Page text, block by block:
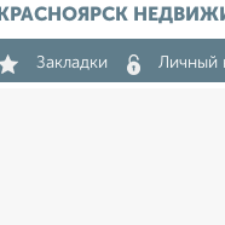
КРАСНОЯРСК
Закладки Личный